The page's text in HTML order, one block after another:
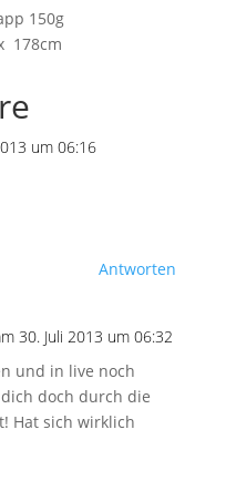
150g
178cm
um 06:16
Antworten
30. Juli 2013 um 06:32
und in live noch
doch durch die
Hat sich wirklich